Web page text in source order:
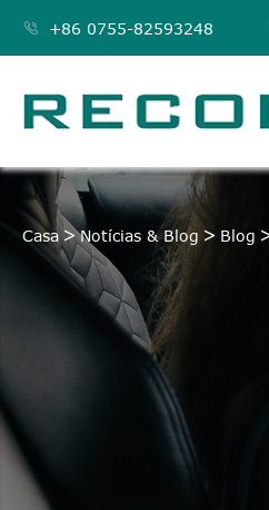
 +86 0755-82593248
Casa Notícias & Blog Blog